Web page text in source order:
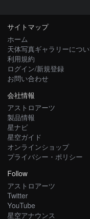
サイトマップ
ホーム
天体写真ギャラリーにつ
利用規約
ログイン/新規登録
お問い合わせ
会社情報
アストロアーツ
製品情報
星ナビ
星空ガイド
オンラインショップ
プライバシー・ポリシー
Follow
アストロアーツ
Twitter
YouTube
星空アナウンス